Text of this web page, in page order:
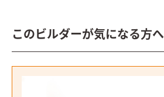
このビルダーが気になる方へ